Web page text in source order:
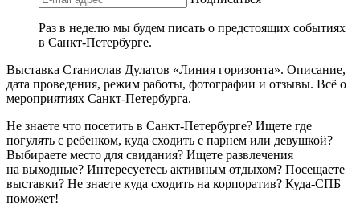
Раз в неделю мы будем писать о предстоящих событиях
в Санкт-Петербурге.
Выставка Станислав Дулатов «Линия горизонта». Описание,
дата проведения, режим работы, фотографии и отзывы. Всё о
мероприятиях Санкт-Петербурга.
Не знаете что посетить в Санкт-Петербурге? Ищете где
погулять с ребенком, куда сходить с парнем или девушкой?
Выбираете место для свидания? Ищете развлечения
на выходные? Интересуетесь активным отдыхом? Посещаете
выставки? Не знаете куда сходить на корпоратив? Куда-СПБ
поможет!